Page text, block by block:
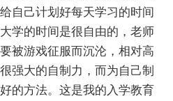
自己计划好每天学习的时间
学的时间是很自由的，老师
被游戏征服而沉沦，相对高
强大的自制力，而为自己制
的方法。这是我的入学教育